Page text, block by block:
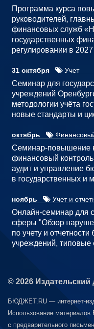
Программа курса
руководителей,
финансовых служб
государственных
регулировании в 2027
31 октября Учет
Семинар для
учреждений
методологии учёта
новые стандарты и
октябрь
Семинар-повышение
финансовый
аудит и управление
в государственных и
ноябрь Учет и
Онлайн-семинар для
сферы "Обзор
по учету и
учреждений, типовые
© 2026
БЮДЖЕТ.RU — интернет-
Использование
с предварительного